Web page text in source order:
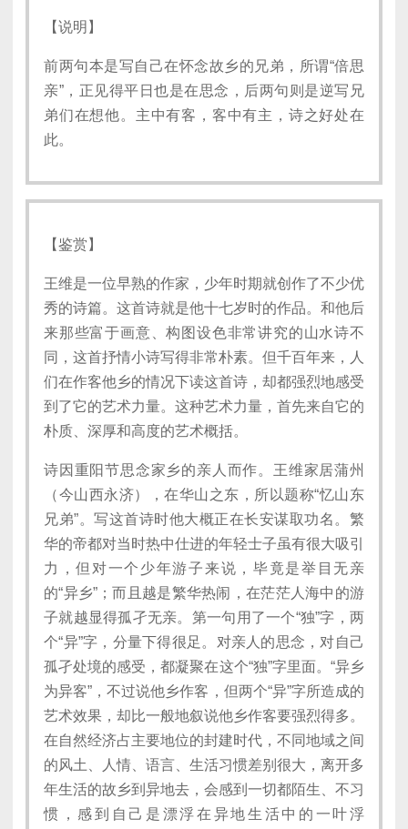
【说明】
前两句本是写自己在怀念故乡的兄弟，所谓“倍思
亲”，正见得平日也是在思念，后两句则是逆写兄
弟们在想他。主中有客，客中有主，诗之好处在
此。
【鉴赏】
王维是一位早熟的作家，少年时期就创作了不少优
秀的诗篇。这首诗就是他十七岁时的作品。和他后
来那些富于画意、构图设色非常讲究的山水诗不
同，这首抒情小诗写得非常朴素。但千百年来，人
们在作客他乡的情况下读这首诗，却都强烈地感受
到了它的艺术力量。这种艺术力量，首先来自它的
朴质、深厚和高度的艺术概括。
诗因重阳节思念家乡的亲人而作。王维家居蒲州
（今山西永济），在华山之东，所以题称“忆山东
兄弟”。写这首诗时他大概正在长安谋取功名。繁
华的帝都对当时热中仕进的年轻士子虽有很大吸引
力，但对一个少年游子来说，毕竟是举目无亲
的“异乡”；而且越是繁华热闹，在茫茫人海中的游
子就越显得孤孑无亲。第一句用了一个“独”字，两
个“异”字，分量下得很足。对亲人的思念，对自己
孤孑处境的感受，都凝聚在这个“独”字里面。“异乡
为异客”，不过说他乡作客，但两个“异”字所造成的
艺术效果，却比一般地叙说他乡作客要强烈得多。
在自然经济占主要地位的封建时代，不同地域之间
的风土、人情、语言、生活习惯差别很大，离开多
年生活的故乡到异地去，会感到一切都陌生、不习
惯，感到自己是漂浮在异地生活中的一叶浮